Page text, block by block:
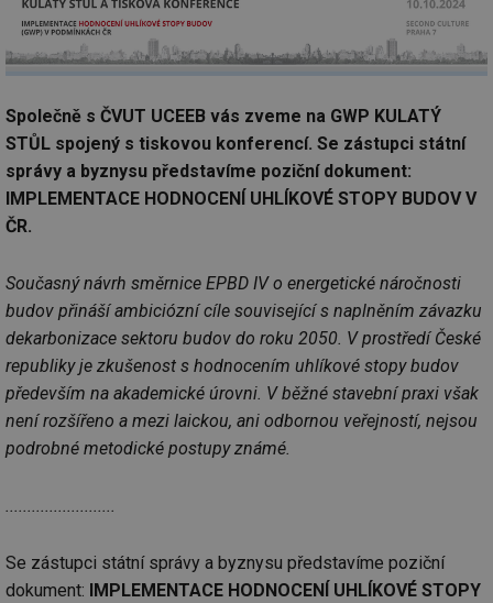
Společně s ČVUT UCEEB vás zveme na GWP KULATÝ
STŮL spojený s tiskovou konferencí. Se zástupci státní
správy a byznysu představíme poziční dokument:
IMPLEMENTACE HODNOCENÍ UHLÍKOVÉ STOPY BUDOV V
ČR.
Současný návrh směrnice EPBD IV o energetické náročnosti
budov přináší ambiciózní cíle související s naplněním závazku
dekarbonizace sektoru budov do roku 2050. V prostředí České
republiky je zkušenost s hodnocením uhlíkové stopy budov
především na akademické úrovni. V běžné stavební praxi však
není rozšířeno a mezi laickou, ani odbornou veřejností, nejsou
podrobné metodické postupy známé.
.........................
Se zástupci státní správy a byznysu představíme poziční
dokument:
IMPLEMENTACE HODNOCENÍ UHLÍKOVÉ STOPY